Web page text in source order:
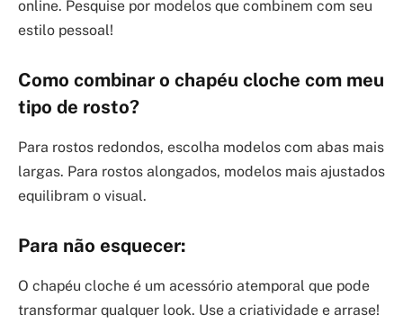
online. Pesquise por modelos que combinem com seu
estilo pessoal!
Como combinar o chapéu cloche com meu
tipo de rosto?
Para rostos redondos, escolha modelos com abas mais
largas. Para rostos alongados, modelos mais ajustados
equilibram o visual.
Para não esquecer:
O chapéu cloche é um acessório atemporal que pode
transformar qualquer look. Use a criatividade e arrase!